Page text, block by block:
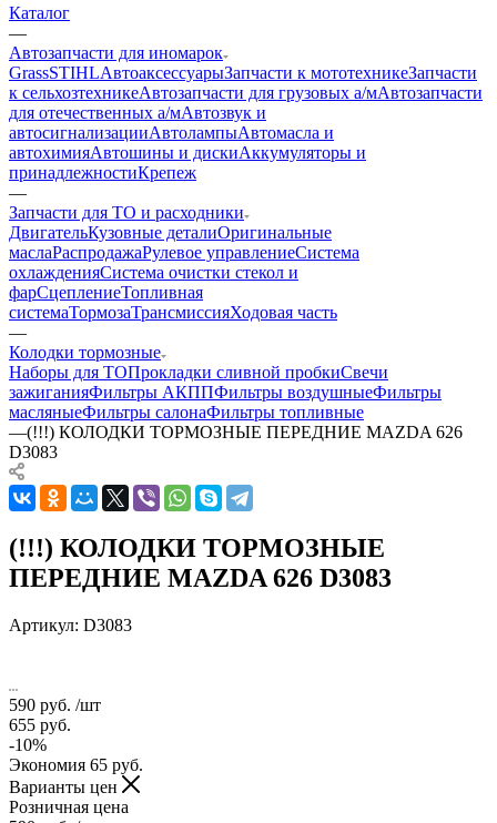
Каталог
—
Автозапчасти для иномарок
GrassSTIHLАвтоаксессуарыЗапчасти к мототехникеЗапчасти
к сельхозтехникеАвтозапчасти для грузовых а/мАвтозапчасти
для отечественных а/мАвтозвук и
автосигнализацииАвтолампыАвтомасла и
автохимияАвтошины и дискиАккумуляторы и
принадлежностиКрепеж
—
Запчасти для ТО и расходники
ДвигательКузовные деталиОригинальные
маслаРаспродажаРулевое управлениеСистема
охлажденияСистема очистки стекол и
фарСцеплениеТопливная
системаТормозаТрансмиссияХодовая часть
—
Колодки тормозные
Наборы для ТОПрокладки сливной пробкиСвечи
зажиганияФильтры АКППФильтры воздушныеФильтры
масляныеФильтры салонаФильтры топливные
—(!!!) КОЛОДКИ ТОРМОЗНЫЕ ПЕРЕДНИЕ MAZDA 626
D3083
(!!!) КОЛОДКИ ТОРМОЗНЫЕ
ПЕРЕДНИЕ MAZDA 626 D3083
Артикул: D3083
590 руб. /шт
655 руб.
-10%
Экономия 65 руб.
Варианты цен
Розничная цена